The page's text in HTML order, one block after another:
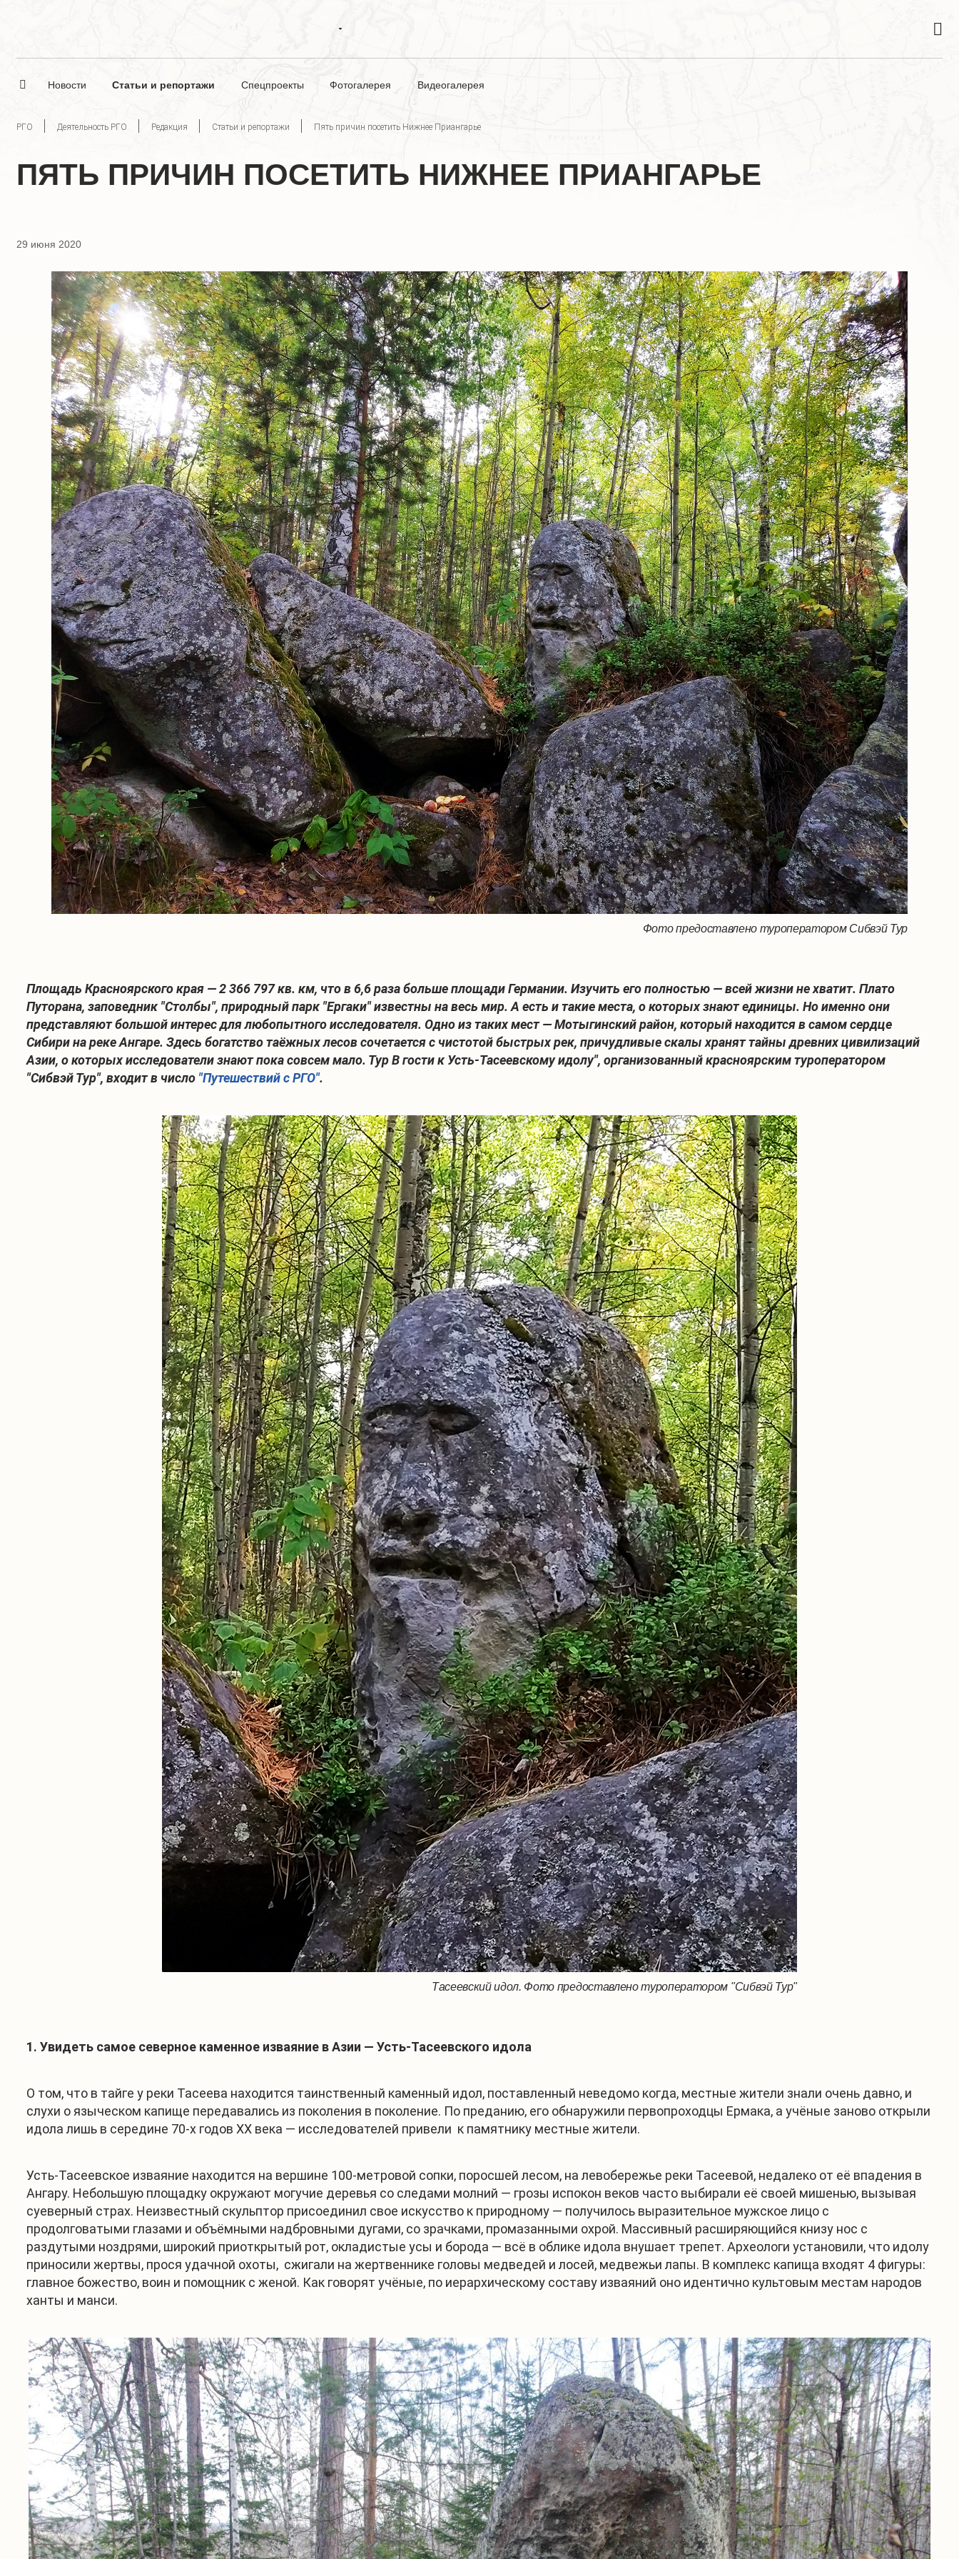
Новости Статьи и репортажи Спецпроекты Фотогалерея Видеогалерея
РГО Деятельность РГО Редакция Статьи и репортажи Пять причин посетить Нижнее Приангарье
ПЯТЬ ПРИЧИН ПОСЕТИТЬ НИЖНЕЕ ПРИАНГАРЬЕ
29 июня 2020
Фото предоставлено туроператором Сибвэй Тур
Площадь Красноярского края — 2 366 797 кв. км, что в 6,6 раза больше площади Германии. Изучить его полностью — всей жизни не хватит. Плато
Путорана, заповедник "Столбы", природный парк "Ергаки" известны на весь мир. А есть и такие места, о которых знают единицы. Но именно они
представляют большой интерес для любопытного исследователя. Одно из таких мест — Мотыгинский район, который находится в самом сердце
Сибири на реке Ангаре. Здесь богатство таёжных лесов сочетается с чистотой быстрых рек, причудливые скалы хранят тайны древних цивилизаций
Азии, о которых исследователи знают пока совсем мало. Тур В гости к Усть-Тасеевскому идолу", организованный красноярским туроператором
"Сибвэй Тур", входит в число "Путешествий с РГО".
Тасеевский идол. Фото предоставлено туроператором "Сибвэй Тур"
1. Увидеть самое северное каменное изваяние в Азии — Усть-Тасеевского идола
О том, что в тайге у реки Тасеева находится таинственный каменный идол, поставленный неведомо когда, местные жители знали очень давно, и
слухи о языческом капище передавались из поколения в поколение. По преданию, его обнаружили первопроходцы Ермака, а учёные заново открыли
идола лишь в середине 70-х годов ХХ века — исследователей привели к памятнику местные жители.
Усть-Тасеевское изваяние находится на вершине 100-метровой сопки, поросшей лесом, на левобережье реки Тасеевой, недалеко от её впадения в
Ангару. Небольшую площадку окружают могучие деревья со следами молний — грозы испокон веков часто выбирали её своей мишенью, вызывая
суеверный страх. Неизвестный скульптор присоединил свое искусство к природному — получилось выразительное мужское лицо с
продолговатыми глазами и объёмными надбровными дугами, со зрачками, промазанными охрой. Массивный расширяющийся книзу нос с
раздутыми ноздрями, широкий приоткрытый рот, окладистые усы и борода — всё в облике идола внушает трепет. Археологи установили, что идолу
приносили жертвы, прося удачной охоты, сжигали на жертвеннике головы медведей и лосей, медвежьи лапы. В комплекс капища входят 4 фигуры:
главное божество, воин и помощник с женой. Как говорят учёные, по иерархическому составу изваяний оно идентично культовым местам народов
ханты и манси.